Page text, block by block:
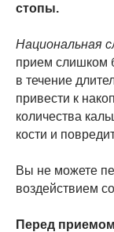
стопы.
Национальная
прием слишком
в течение
привести к
количества
кости и
Вы не можете
воздействием
Перед